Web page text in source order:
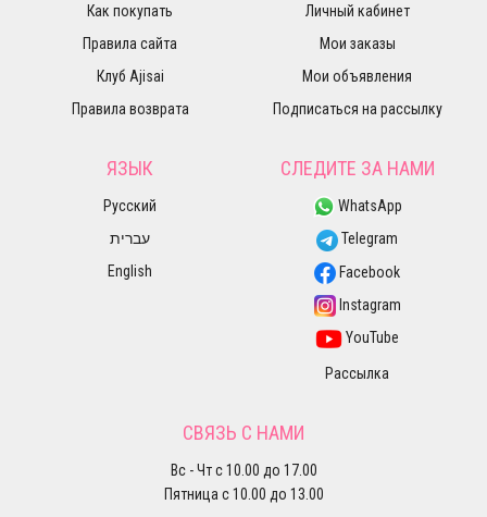
Как покупать
Правила сайта
Клуб Ajisai
Правила возврата
Личный кабинет
Мои заказы
Мои объявления
Подписаться на рассылку
ЯЗЫК
Русский
עברית
English
СЛЕДИТЕ ЗА НАМИ
WhatsApp
Telegram
Facebook
Instagram
YouTube
Рассылка
СВЯЗЬ С НАМИ
Вс - Чт с 10.00 до 17.00
Пятница с 10.00 до 13.00